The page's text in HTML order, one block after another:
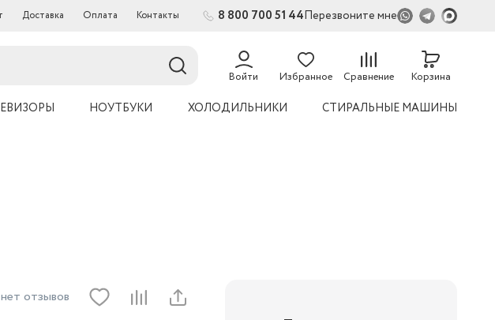
Доставка Оплата Контакты 8 800 700 51 44Перезвоните мне
Войти Избранное Сравнение Корзина
НОУТБУКИ ХОЛОДИЛЬНИКИ СТИРАЛЬНЫЕ МАШИНЫ
нет отзывов